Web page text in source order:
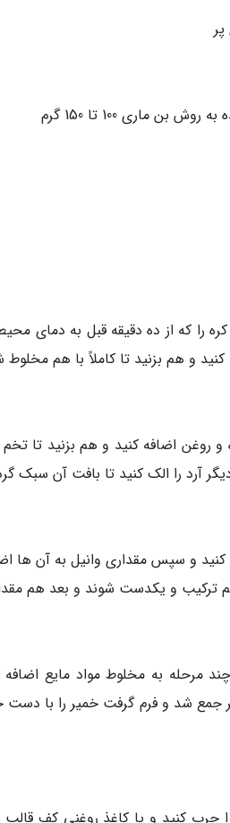
100 تا 150 گرم
را که از ده دقیقه قبل به
کنید و هم بزنید تا کاملاً با هم
اضافه کنید و هم بزنید تا
را الک کنید تا بافت آن سبک
و سپس مقداری وانیل به آن ها
هم ترکیب و یکدست شوند و بعد هم
مرحله به مخلوط مواد مایع
جمع شد و فرم گرفت خمیر را با
چرب کنید و یا کاغذ روغنی کف